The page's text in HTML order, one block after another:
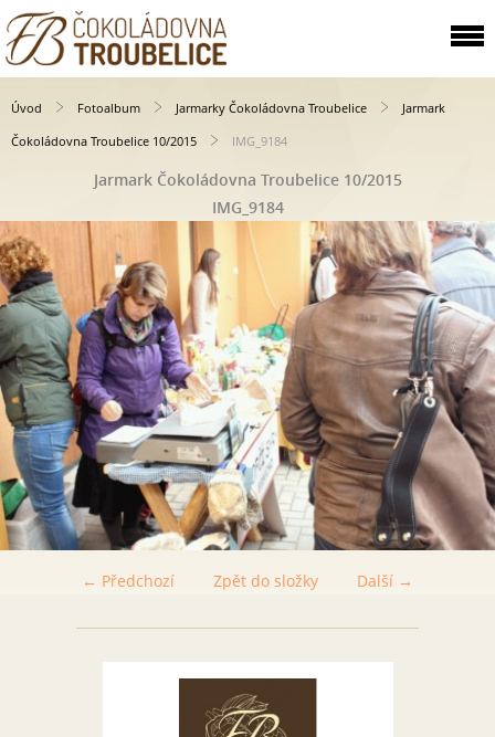
Úvod Fotoalbum Jarmarky Čokoládovna Troubelice
Jarmark
Čokoládovna Troubelice 10/2015
IMG_9184
Jarmark Čokoládovna Troubelice 10/2015
IMG_9184
← Předchozí Další →
Zpět do složky